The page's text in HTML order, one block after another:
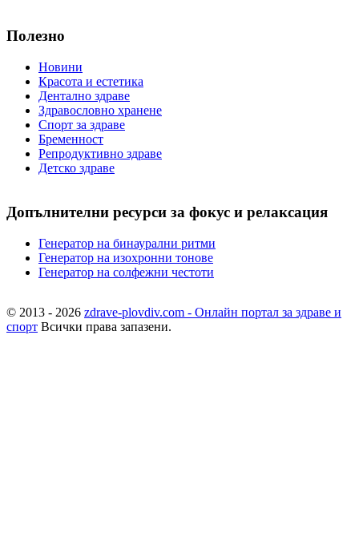
Полезно
Новини
Красота и естетика
Дентално здраве
Здравословно хранене
Спорт за здраве
Бременност
Репродуктивно здраве
Детско здраве
Допълнителни ресурси за фокус и релаксация
Генератор на бинаурални ритми
Генератор на изохронни тонове
Генератор на солфежни честоти
© 2013 - 2026 zdrave-plovdiv.com - Онлайн портал за здраве и
спорт Всички права запазени.